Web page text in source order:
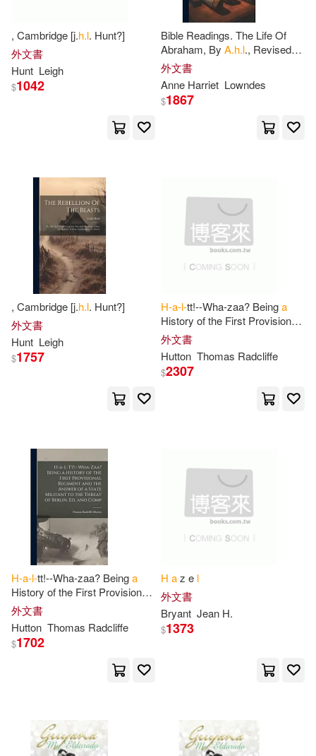
Charles L.(169)
Peter H.(169) Janice L.(167)
Milne(165)
White(162)
401books(159) Sayce(159)
Young(158)
Peterson(157) R. H.(156)
H. C.(155) Kerry H.(153)
Michael(152)
Gary L.(151)
Multiple Contributors(150)
Adams(149)
III(147) L. E.(147)
Louis(144) Jeffrey L.(143)
Parker(141)
Campbell(138)
Charles C Thomas Pub Ltd(74)
Random House Inc(73)
L a Theatre Works(72)
Carolina Academic Pr(69)
South-Western Pub(69)
Texas A & M Univ Pr(68)
映象國際多媒體(68)
Aspen Pub(66)
B & H Books(65)
Brill Academic Pub(65)
Taylor & Francis(63)
Wadsworth Pub Co(60)
Random House(59)
Fleming H Revell Co(58)
, Cambridge [j.h.l. Hunt?]
外文書
Hunt Leigh
$1042
Bible Readings. The Life Of
Abraham, By A.h.l., Revised
By R. Lowndes
外文書
Anne Harriet Lowndes
$1867
, Cambridge [j.h.l. Hunt?]
外文書
Hunt Leigh
$1757
H-a-l-tt!--Wha-zaa? Beinga
History of the First Provisional
Regiment and the Answer of
State Militant to the Threat
外文書
Hutton Thomas Radcliffe
$2307
H-a-l-tt!--Wha-zaa? Beinga
History of the First Provisional
Regiment and the Answer of
State Militant to the Threat
外文書
Hutton Thomas Radcliffe
$1702
H az e l
外文書
Bryant Jean H.
$1373